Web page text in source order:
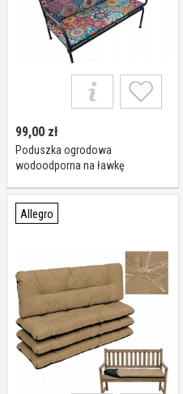
99,00 zł
Poduszka ogrodowa
wodoodporna na ławkę
120x40+40
Allegro